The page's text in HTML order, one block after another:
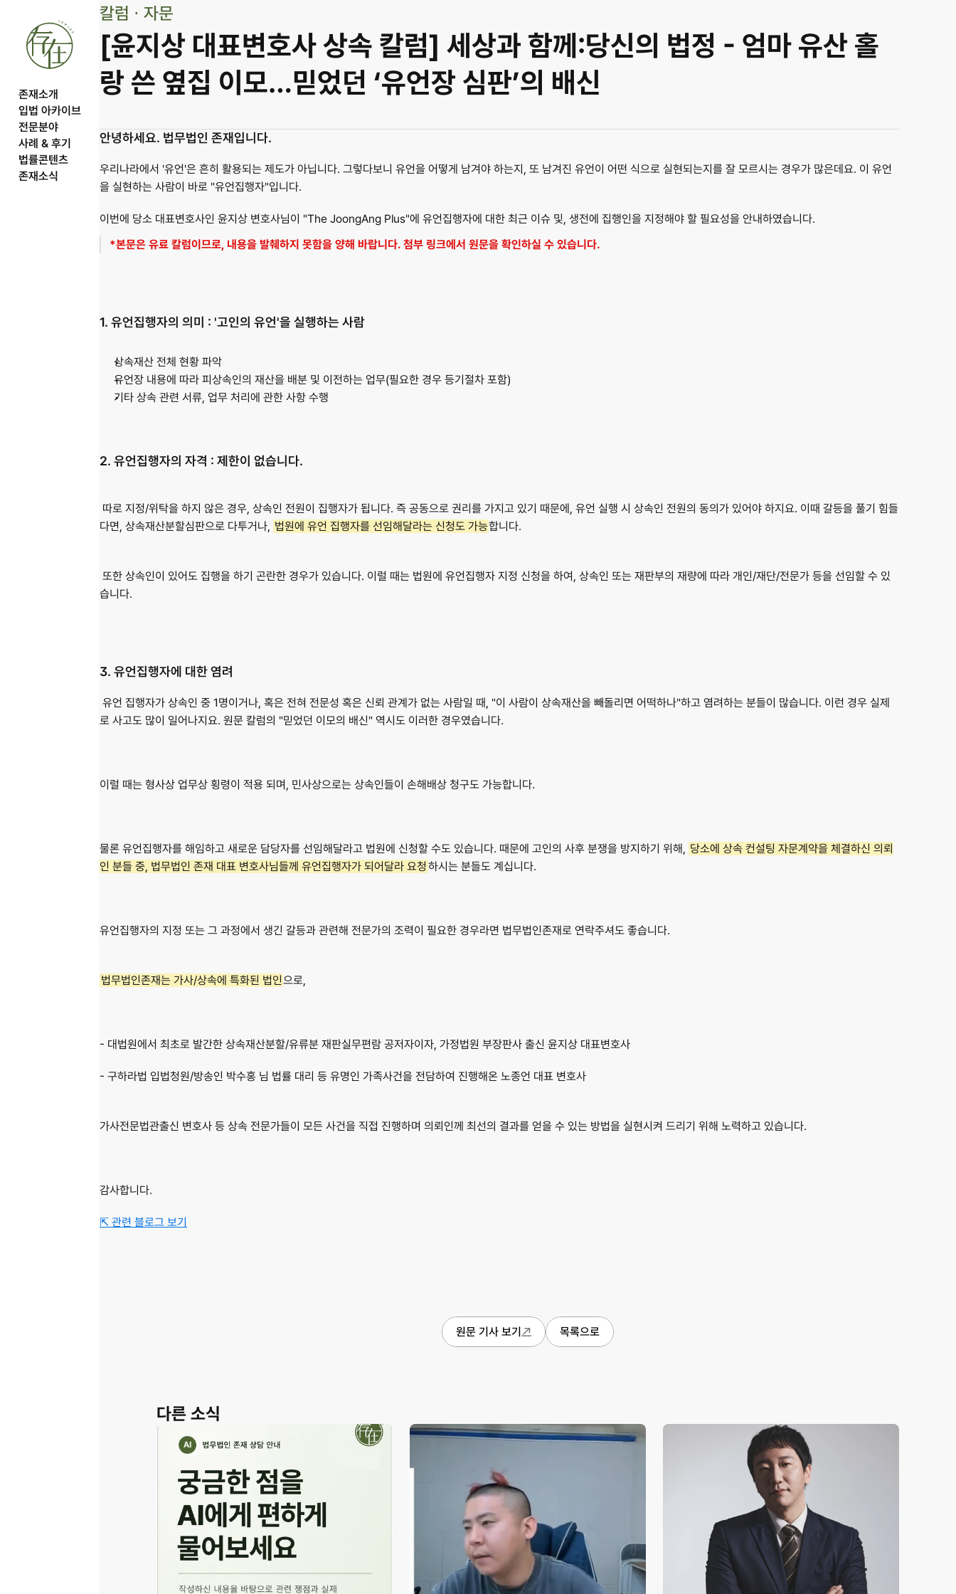
존재소개
입법 아카이브
전문분야
사례 & 후기
법률콘텐츠
존재소식
칼럼 ⋅ 자문
[윤지상 대표변호사 상속 칼럼] 세상과 함께:당신의 법정 - 엄마 유산 홀
랑 쓴 옆집 이모…믿었던 ‘유언장 심판’의 배신
안녕하세요. 법무법인 존재입니다.
​우리나라에서 '유언'은 흔히 활용되는 제도가 아닙니다. 그렇다보니 유언을 어떻게 남겨야 하는지, 또 남겨진 유언이 어떤 식으로 실현되는지를 잘 모르시는 경우가 많은데요. 이 유언
을 실현하는 사람이 바로 "유언집행자"입니다.
이번에 당소 대표변호사인 윤지상 변호사님이 "The JoongAng Plus"에 유언집행자에 대한 최근 이슈 및, 생전에 집행인을 지정해야 할 필요성을 안내하였습니다.
*본문은 유료 칼럼이므로, 내용을 발췌하지 못함을 양해 바랍니다. 첨부 링크에서 원문을 확인하실 수 있습니다.
1. 유언집행자의 의미 : '고인의 유언'을 실행하는 사람
상속재산 전체 현황 파악
유언장 내용에 따라 피상속인의 재산을 배분 및 이전하는 업무(필요한 경우 등기절차 포함)
기타 상속 관련 서류, 업무 처리에 관한 사항 수행
2. 유언집행자의 자격 : 제한이 없습니다.
따로 지정/위탁을 하지 않은 경우, 상속인 전원이 집행자가 됩니다. 즉 공동으로 권리를 가지고 있기 때문에, 유언 실행 시 상속인 전원의 동의가 있어야 하지요. 이때 갈등을 풀기 힘들
다면, 상속재산분할심판으로 다투거나, 법원에 유언 집행자를 선임해달라는 신청도 가능합니다.
또한 상속인이 있어도 집행을 하기 곤란한 경우가 있습니다. 이럴 때는 법원에 유언집행자 지정 신청을 하여, 상속인 또는 재판부의 재량에 따라 개인/재단/전문가 등을 선임할 수 있
습니다.
3. 유언집행자에 대한 염려
유언 집행자가 상속인 중 1명이거나, 혹은 전혀 전문성 혹은 신뢰 관계가 없는 사람일 때, "이 사람이 상속재산을 빼돌리면 어떡하나"하고 염려하는 분들이 많습니다. 이런 경우 실제
로 사고도 많이 일어나지요. 원문 칼럼의 "믿었던 이모의 배신" 역시도 이러한 경우였습니다.
이럴 때는 형사상 업무상 횡령이 적용 되며, 민사상으로는 상속인들이 손해배상 청구도 가능합니다.
물론 유언집행자를 해임하고 새로운 담당자를 선임해달라고 법원에 신청할 수도 있습니다. 때문에 고인의 사후 분쟁을 방지하기 위해, 당소에 상속 컨설팅 자문계약을 체결하신 의뢰
인 분들 중, 법무법인 존재 대표 변호사님들께 유언집행자가 되어달라 요청 하시는 분들도 계십니다.
유언집행자의 지정 또는 그 과정에서 생긴 갈등과 관련해 전문가의 조력이 필요한 경우라면 법무법인존재로 연락주셔도 좋습니다.
법무법인존재는 가사/상속에 특화된 법인으로,
- 대법원에서 최초로 발간한 상속재산분할/유류분 재판실무편람 공저자이자, 가정법원 부장판사 출신 윤지상 대표변호사
- 구하라법 입법청원/방송인 박수홍 님 법률 대리 등 유명인 가족사건을 전담하여 진행해온 노종언 대표 변호사
가사전문법관출신 변호사 등 상속 전문가들이 모든 사건을 직접 진행하며 의뢰인께 최선의 결과를 얻을 수 있는 방법을 실현시켜 드리기 위해 노력하고 있습니다.
감사합니다.
⇱ 관련 블로그 보기
원문 기사 보기 목록으로
다른 소식